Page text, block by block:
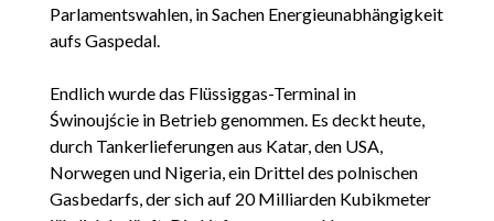
Parlamentswahlen, in Sachen Energieunabhängigkeit
aufs Gaspedal.
Endlich wurde das Flüssiggas-Terminal in
Świnoujście in Betrieb genommen. Es deckt heute,
durch Tankerlieferungen aus Katar, den USA,
Norwegen und Nigeria, ein Drittel des polnischen
Gasbedarfs, der sich auf 20 Milliarden Kubikmeter